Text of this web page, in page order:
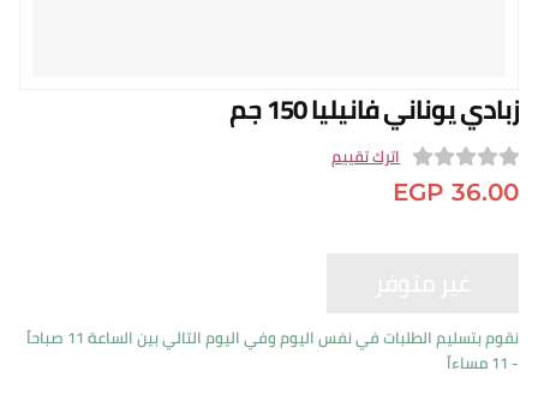
زبادي يوناني فانيليا 150 جم
0
f
اترك تقييم
EGP 36.00
نقوم بتسليم الطلبات في نفس اليوم وفي اليوم التالي بين الساعة 11 صباحاً
- 11 مساءاً